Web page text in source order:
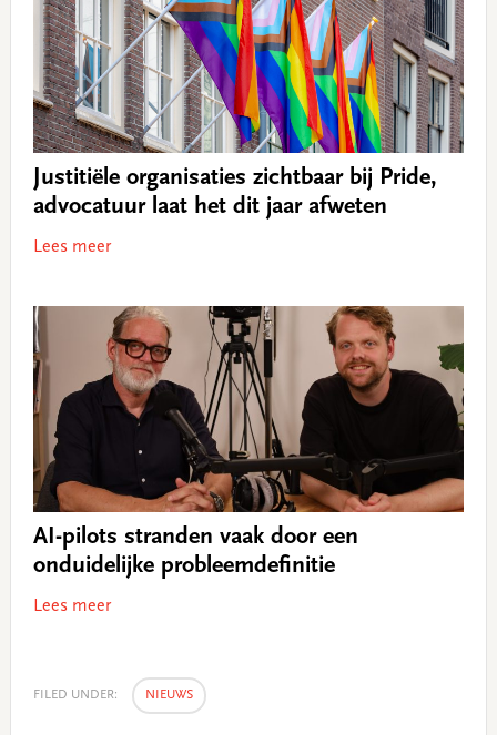
Justitiële organisaties zichtbaar bij Pride,
advocatuur laat het dit jaar afweten
Lees meer
AI-pilots stranden vaak door een
onduidelijke probleemdefinitie
Lees meer
FILED UNDER: NIEUWS